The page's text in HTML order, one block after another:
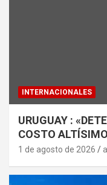
INTERNACIONALES
URUGUAY :
COSTO
1 de agosto de 2026